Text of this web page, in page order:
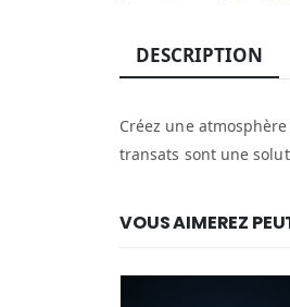
DESCRIPTION
Créez une
transats sont une
VOUS AIMEREZ